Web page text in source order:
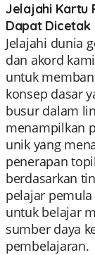
Jelajahi Kartu
Dapat Dicetak
Jelajahi dunia
dan akord
untuk
konsep dasar
busur dalam
menampilkan
unik yang
penerapan
berdasarkan
pelajar
untuk belajar
sumber daya
pembelajaran.